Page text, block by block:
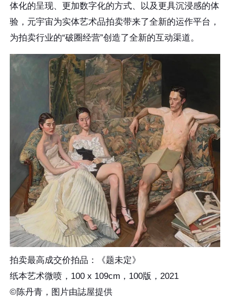
体化的呈现、更加数字化的方式、以及更具沉浸感的体
验，元宇宙为实体艺术品拍卖带来了全新的运作平台，
为拍卖行业的“破圈经营”创造了全新的互动渠道。
拍卖最高成交价拍品：《题未定》
纸本艺术微喷，100 x 109cm，100版，2021
©陈丹青，图片由誌屋提供